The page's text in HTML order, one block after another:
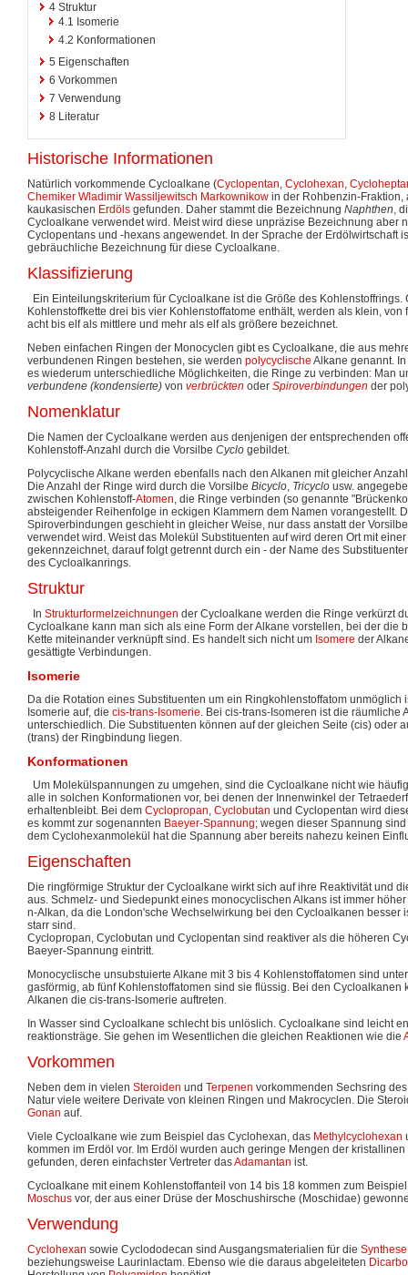
4 Struktur
4.1 Isomerie
4.2 Konformationen
5 Eigenschaften
6 Vorkommen
7 Verwendung
8 Literatur
Historische Informationen
Natürlich vorkommende Cycloalkane (Cyclopentan, Cyclohexan,
Chemiker Wladimir Wassiljewitsch Markownikow in der Rohbenzin-Fraktion,
kaukasischen Erdöls gefunden. Daher stammt die Bezeichnung Naphthen,
Cycloalkane verwendet wird. Meist wird diese unpräzise Bezeichnung aber
Cyclopentans und -hexans angewendet. In der Sprache der Erdölwirtschaft
gebräuchliche Bezeichnung für diese Cycloalkane.
Klassifizierung
Ein Einteilungskriterium für Cycloalkane ist die Größe des
Kohlenstoffkette drei bis vier Kohlenstoffatome enthält, werden als klein,
acht bis elf als mittlere und mehr als elf als größere bezeichnet.
Neben einfachen Ringen der Monocyclen gibt es Cycloalkane, die aus
verbundenen Ringen bestehen, sie werden polycyclische Alkane genannt.
es wiederum unterschiedliche Möglichkeiten, die Ringe zu verbinden: Man
verbundene (kondensierte) von verbrückten oder Spiroverbindungen der
Nomenklatur
Die Namen der Cycloalkane werden aus denjenigen der entsprechenden
Kohlenstoff-Anzahl durch die Vorsilbe Cyclo gebildet.
Polycyclische Alkane werden ebenfalls nach den Alkanen mit gleicher
Die Anzahl der Ringe wird durch die Vorsilbe Bicyclo, Tricyclo usw.
zwischen Kohlenstoff-Atomen, die Ringe verbinden (so genannte
absteigender Reihenfolge in eckigen Klammern dem Namen vorangestellt.
Spiroverbindungen geschieht in gleicher Weise, nur dass anstatt der
verwendet wird. Weist das Molekül Substituenten auf wird deren Ort mit
gekennzeichnet, darauf folgt getrennt durch ein - der Name des
des Cycloalkanrings.
Struktur
In Strukturformelzeichnungen der Cycloalkane werden die Ringe verkürzt
Cycloalkane kann man sich als eine Form der Alkane vorstellen, bei der die
Kette miteinander verknüpft sind. Es handelt sich nicht um Isomere der
gesättigte Verbindungen.
Isomerie
Da die Rotation eines Substituenten um ein Ringkohlenstoffatom unmöglich
Isomerie auf, die cis-trans-Isomerie. Bei cis-trans-Isomeren ist die räumliche
unterschiedlich. Die Substituenten können auf der gleichen Seite (cis) oder
(trans) der Ringbindung liegen.
Konformationen
Um Molekülspannungen zu umgehen, sind die Cycloalkane nicht wie
alle in solchen Konformationen vor, bei denen der Innenwinkel der
erhaltenbleibt. Bei dem Cyclopropan, Cyclobutan und Cyclopentan wird
es kommt zur sogenannten Baeyer-Spannung; wegen dieser Spannung
dem Cyclohexanmolekül hat die Spannung aber bereits nahezu keinen
Eigenschaften
Die ringförmige Struktur der Cycloalkane wirkt sich auf ihre Reaktivität und
aus. Schmelz- und Siedepunkt eines monocyclischen Alkans ist immer
n-Alkan, da die London'sche Wechselwirkung bei den Cycloalkanen besser
starr sind.
Cyclopropan, Cyclobutan und Cyclopentan sind reaktiver als die höheren
Baeyer-Spannung eintritt.
Monocyclische unsubstuierte Alkane mit 3 bis 4 Kohlenstoffatomen sind
gasförmig, ab fünf Kohlenstoffatomen sind sie flüssig. Bei den Cycloalkanen
Alkanen die cis-trans-Isomerie auftreten.
In Wasser sind Cycloalkane schlecht bis unlöslich. Cycloalkane sind leicht
reaktionsträge. Sie gehen im Wesentlichen die gleichen Reaktionen wie die
Vorkommen
Neben dem in vielen Steroiden und Terpenen vorkommenden Sechsring
Natur viele weitere Derivate von kleinen Ringen und Makrocyclen. Die
Gonan auf.
Viele Cycloalkane wie zum Beispiel das Cyclohexan, das Methylcyclohexan
kommen im Erdöl vor. Im Erdöl wurden auch geringe Mengen der
gefunden, deren einfachster Vertreter dasAdamantan ist.
Cycloalkane mit einem Kohlenstoffanteil von 14 bis 18 kommen zum
Moschus vor, der aus einer Drüse der Moschushirsche (Moschidae)
Verwendung
Cyclohexan sowie Cyclododecan sind Ausgangsmaterialien für die Synthese
beziehungsweise Laurinlactam. Ebenso wie die daraus abgeleiteten